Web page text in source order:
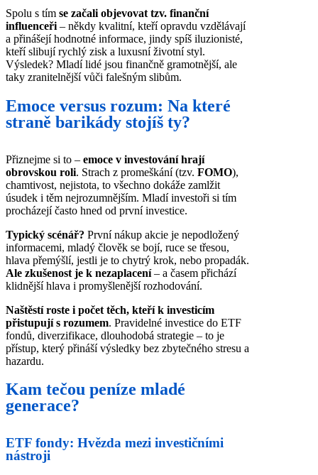
Spolu s tím se začali objevovat tzv. finanční
influenceři – někdy kvalitní, kteří opravdu vzdělávají
a přinášejí hodnotné informace, jindy spíš iluzionisté,
kteří slibují rychlý zisk a luxusní životní styl.
Výsledek? Mladí lidé jsou finančně gramotnější, ale
taky zranitelnější vůči falešným slibům.
Emoce versus rozum: Na které
straně barikády stojíš ty?
Přiznejme si to – emoce v investování hrají
obrovskou roli. Strach z promeškání (tzv. FOMO),
chamtivost, nejistota, to všechno dokáže zamlžit
úsudek i těm nejrozumnějším. Mladí investoři si tím
procházejí často hned od první investice.
Typický scénář? První nákup akcie je nepodložený
informacemi, mladý člověk se bojí, ruce se třesou,
hlava přemýšlí, jestli je to chytrý krok, nebo propadák.
Ale zkušenost je k nezaplacení– a časem přichází
klidnější hlava i promyšlenější rozhodování.
Naštěstí roste i počet těch, kteří k investicím
přistupují s rozumem. Pravidelné investice do ETF
fondů, diverzifikace, dlouhodobá strategie – to je
přístup, který přináší výsledky bez zbytečného stresu a
hazardu.
Kam tečou peníze mladé
generace?
ETF fondy: Hvězda mezi investičními
nástroji